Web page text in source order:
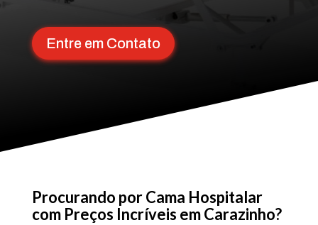
Entre em Contato
Procurando por Cama Hospitalar
com Preços Incríveis em Carazinho?